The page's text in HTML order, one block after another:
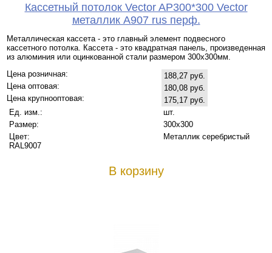
Кассетный потолок Vector AP300*300 Vector
металлик А907 rus перф.
Металлическая кассета - это главный элемент подвесного
кассетного потолка. Кассета - это квадратная панель, произведенная
из алюминия или оцинкованной стали размером 300х300мм.
Цена розничная:
188,27 руб.
Цена оптовая:
180,08 руб.
Цена крупнооптовая:
175,17 руб.
Ед. изм.:
шт.
Размер:
300x300
Цвет:
Металлик серебристый
RAL9007
В корзину